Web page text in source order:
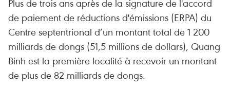
Plus de trois ans après de la signature de l'accord
de paiement de réductions d'émissions (ERPA) du
Centre septentrional d’un montant total de 1 200
milliards de dongs (51,5 millions de dollars), Quang
Binh est la première localité à recevoir un montant
de plus de 82 milliards de dongs.